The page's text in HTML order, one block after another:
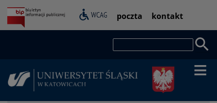
Przejdź
do
treści
Pasek
dostępności
poczta kontakt